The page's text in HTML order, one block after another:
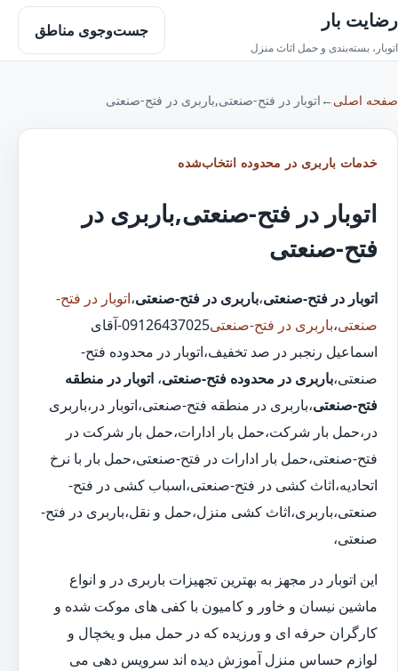
رضایت بار
اتوبار، بسته‌بندی و حمل اثاث منزل
جست‌وجوی مناطق
صفحه اصلی ← اتوبار در فتح-صنعتی,باربری در فتح-صنعتی
خدمات باربری در محدوده انتخاب‌شده
اتوبار در فتح-صنعتی,باربری در
فتح-صنعتی
اتوبار در فتح-صنعتی،باربری در فتح-صنعتی،اتوبار در فتح-
صنعتی،باربری در فتح-صنعتی
09126437025-آقای
اسماعیل رنجبر در صد تخفیف،اتوبار در محدوده فتح-
صنعتی،باربری در محدوده فتح-صنعتی، اتوبار در منطقه
فتح-صنعتی،باربری در منطقه فتح-صنعتی،اتوبار در،باربری
در،حمل بار شرکت،حمل بار ادارات،حمل بار شرکت در
فتح-صنعتی،حمل بار ادارات در فتح-صنعتی،حمل بار با نرخ
اتحادیه،اثاث کشی در فتح-صنعتی،اسباب کشی در فتح-
صنعتی،باربری،اثاث کشی منزل،حمل و نقل،باربری در فتح-
صنعتی،
این اتوبار در مجهز به بهترین تجهیزات باربری در و انواع
ماشین نیسان و خاور و کامیون با کفی های موکت شده و
کارگران حرفه ای و ورزیده که در حمل مبل و یخچال و
لوازم حساس منزل آموزش دیده اند سرویس دهی می